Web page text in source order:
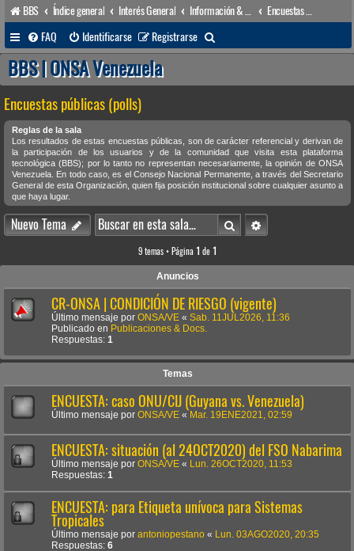
BBS Índice general Interés General
FAQ
Identificarse Registrarse
u
a
r
BBS | ONSA Venezuela
Encuestas públicas (polls)
Reglas de la sala
Los resultados de estas encuestas públicas, son de carácter referencial y derivan de
la participación de los usuarios y de la comunidad que visita esta plataforma
tecnológica (BBS); por lo tanto no representan necesariamente, la opinión de ONSA
Venezuela. En todo caso, es el Consejo Nacional Permanente, a través del Secretario
General de esta Organización, quien fija posición institucional sobre cualquier asunto a
que haya lugar.
Nuevo Tema BuscarBúsqueda avanzada
9 temas • Página 1 de 1
Anuncios
CR-ONSA | CONDICIÓN DE RIESGO (vigente)
Último mensaje por ONSA/VE « Sab. 11JUL2026, 11:36
Publicado en Publicaciones & Docs.
Respuestas: 1
Temas
ENCUESTA: caso ONU/CIJ (Guyana vs. Venezuela)
Último mensaje por ONSA/VE « Mar. 19ENE2021, 02:59
ENCUESTA: situación (al 24OCT2020) del FSO Nabarima
Último mensaje por ONSA/VE «
Lun. 26OCT2020, 11:53
Respuestas: 1
ENCUESTA: para Etiqueta unívoca para Sistemas
Tropicales
Último mensaje por antoniopestano «
Lun. 03AGO2020, 20:35
Respuestas: 6